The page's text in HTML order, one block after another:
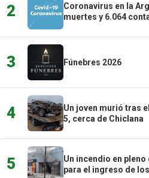
2
Coronavirus en la
muertes y 6.064
3 Fúnebres 2026
4
Un joven murió tras
5, cerca de Chiclana
5
Un incendio en
para el ingreso de